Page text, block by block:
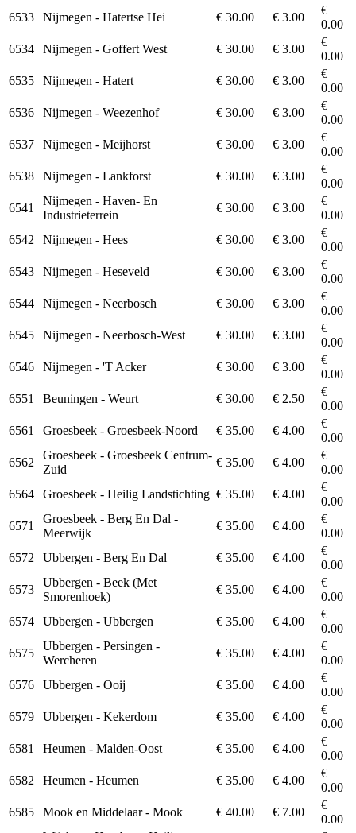
6533
Nijmegen - Hatertse Hei € 30.00 € 3.00
€
0.00
6534
Nijmegen - Goffert West € 30.00 € 3.00
€
0.00
6535
Nijmegen - Hatert € 30.00 € 3.00
€
0.00
6536
Nijmegen - Weezenhof € 30.00 € 3.00
€
0.00
6537
Nijmegen - Meijhorst € 30.00 € 3.00
€
0.00
6538
Nijmegen - Lankforst € 30.00 € 3.00
€
0.00
6541
Nijmegen - Haven- En
Industrieterrein
€ 30.00 € 3.00
€
0.00
6542
Nijmegen - Hees € 30.00 € 3.00
€
0.00
6543
Nijmegen - Heseveld € 30.00 € 3.00
€
0.00
6544
Nijmegen - Neerbosch € 30.00 € 3.00
€
0.00
6545
Nijmegen - Neerbosch-West € 30.00 € 3.00
€
0.00
6546
Nijmegen - 'T Acker € 30.00 € 3.00
€
0.00
6551
Beuningen - Weurt € 30.00 € 2.50
€
0.00
6561
Groesbeek - Groesbeek-Noord € 35.00 € 4.00
€
0.00
6562
Groesbeek - Groesbeek Centrum-
Zuid
€ 35.00 € 4.00
€
0.00
6564
Groesbeek - Heilig Landstichting € 35.00 € 4.00
€
0.00
6571
Groesbeek - Berg En Dal -
Meerwijk
€ 35.00 € 4.00
€
0.00
6572
Ubbergen - Berg En Dal € 35.00 € 4.00
€
0.00
6573
Ubbergen - Beek (Met
Smorenhoek)
€ 35.00 € 4.00
€
0.00
6574
Ubbergen - Ubbergen € 35.00 € 4.00
€
0.00
6575
Ubbergen - Persingen -
Wercheren
€ 35.00 € 4.00
€
0.00
6576
Ubbergen - Ooij € 35.00 € 4.00
€
0.00
6579
Ubbergen - Kekerdom € 35.00 € 4.00
€
0.00
6581
Heumen - Malden-Oost € 35.00 € 4.00
€
0.00
6582
Heumen - Heumen € 35.00 € 4.00
€
0.00
6585
Mook en Middelaar - Mook € 40.00 € 7.00
€
0.00